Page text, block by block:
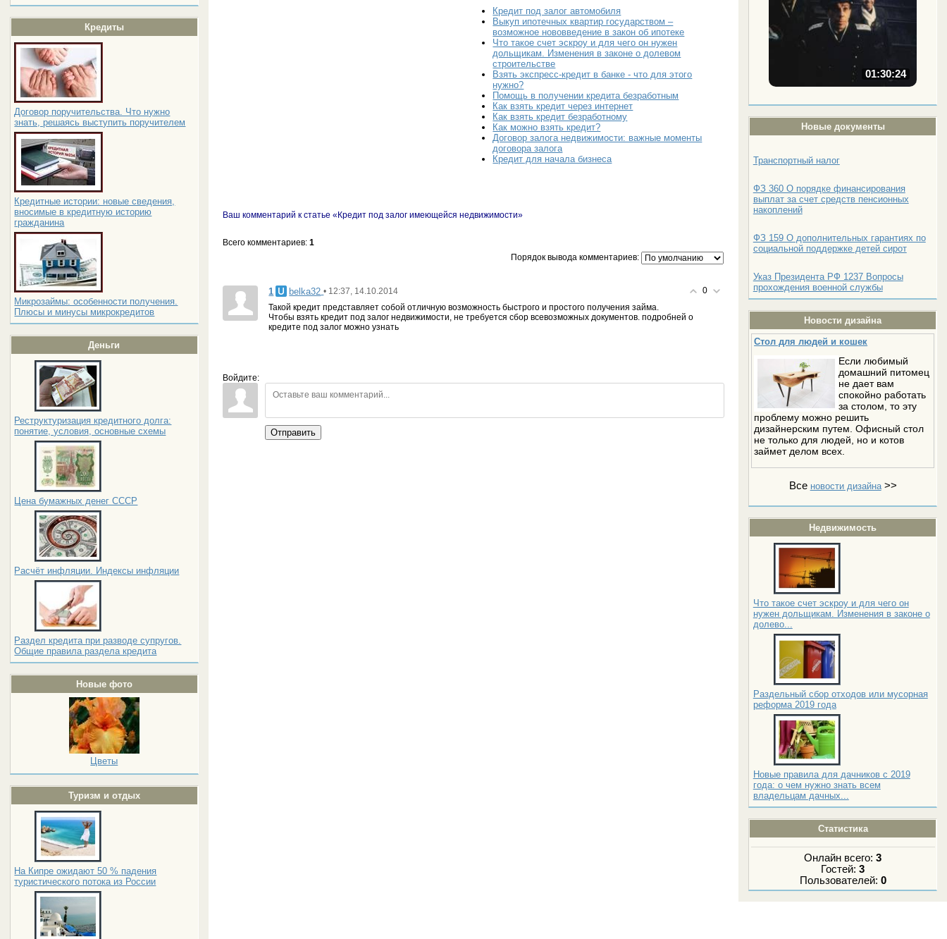
Кредиты
Договор поручительства. Что нужно
знать, решаясь выступить поручителем
Кредитные истории: новые сведения,
вносимые в кредитную историю
гражданина
Микрозаймы: особенности получения.
Плюсы и минусы микрокредитов
Деньги
Реструктуризация кредитного долга:
понятие, условия, основные схемы
Цена бумажных денег СССР
Расчёт инфляции. Индексы инфляции
Раздел кредита при разводе супругов.
Общие правила раздела кредита
Новые фото
Цветы
Туризм и отдых
На Кипре ожидают 50 % падения
туристического потока из России
01:30:24
Новые документы
Транспортный налог
ФЗ 360 О порядке финансирования
выплат за счет средств пенсионных
накоплений
ФЗ 159 О дополнительных гарантиях по
социальной поддержке детей сирот
Указ Президента РФ 1237 Вопросы
прохождения военной службы
Новости дизайна
Стол для людей и кошек
Если любимый
домашний питомец
не дает вам
спокойно работать
за столом, то эту
проблему можно решить
дизайнерским путем. Офисный стол
не только для людей, но и котов
займет делом всех.
Все новости дизайна>>
Недвижимость
Что такое счет эскроу и для чего он
нужен дольщикам. Изменения в законе о
долево...
Раздельный сбор отходов или мусорная
реформа 2019 года
Новые правила для дачников с 2019
года: о чем нужно знать всем
владельцам дачных...
Статистика
Онлайн всего:3
Гостей:3
Пользователей: 0
Кредит под залог автомобиля
Выкуп ипотечных квартир государством –
возможное нововведение в закон об ипотеке
Что такое счет эскроу и для чего он нужен
дольщикам. Изменения в законе о долевом
строительстве
Взять экспресс-кредит в банке - что для этого
нужно?
Помощь в получении кредита безработным
Как взять кредит через интернет
Как взять кредит безработному
Как можно взять кредит?
Договор залога недвижимости: важные моменты
договора залога
Кредит для начала бизнеса
Ваш комментарий к статье «Кредит под залог имеющейся недвижимости»
Всего комментариев:1
Порядок вывода комментариев:
0
1 belka32 • 12:37, 14.10.2014
Такой кредит представляет собой отличную возможность быстрого и простого получения займа.
Чтобы взять кредит под залог недвижимости, не требуется сбор всевозможных документов. подробней о
кредите под залог можно узнать
Войдите:
Отправить